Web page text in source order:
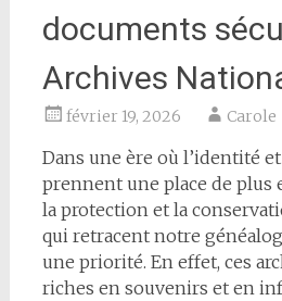
documents
Archives
février 19, 2026 Carole
Dans une ère où l’identité
prennent une place de plus
la protection et la
qui retracent notre
une priorité. En effet, ces
riches en souvenirs et en